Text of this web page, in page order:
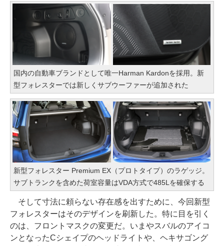
国内の自動車ブランドとして唯一Harman Kardonを採用。新
型フォレスターでは新しくサブウーファーが追加された
新型フォレスター Premium EX（プロトタイプ）のラゲッジ。
サブトランクを含めた荷室容量はVDA方式で485Lを確保する
そして寸法に頼らない存在感を出すために、今回新型
フォレスターはそのデザインを刷新した。特に目を引く
のは、フロントマスクの変更だ。いまやスバルのアイコ
ンとなったCシェイプのヘッドライトや、ヘキサゴング